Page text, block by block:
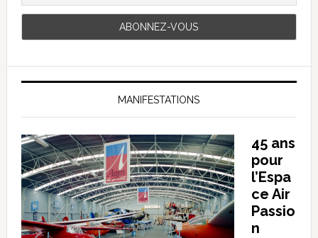
MANIFESTATIONS
45 ans
pour
l’Espa
ce Air
Passio
n